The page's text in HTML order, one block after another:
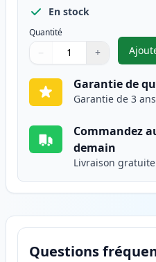
En stock
Quantité
Quantité
Utilisez les boutons pour
− +
Quantité
Garantie de
Garantie de 3
Commandez
demain
Livraison
Questions